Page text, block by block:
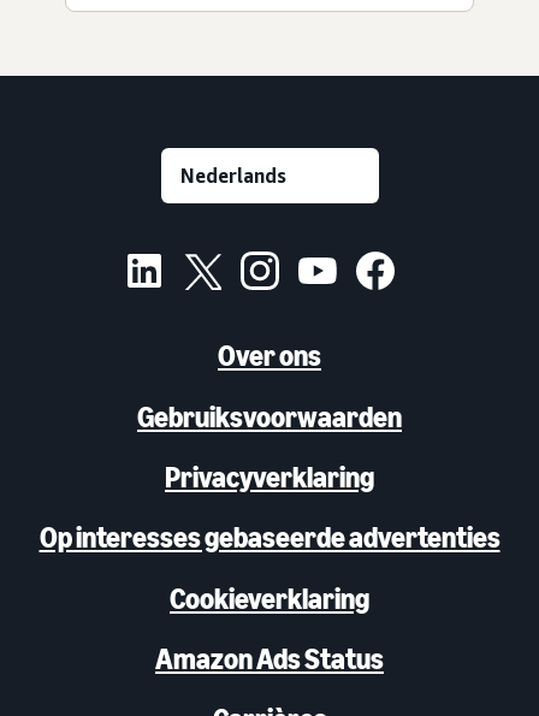
Over ons
Gebruiksvoorwaarden
Privacyverklaring
Op interesses gebaseerde advertenties
Cookieverklaring
Amazon Ads Status